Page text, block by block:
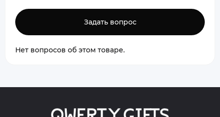
Задать вопрос
Нет вопросов об этом товаре.